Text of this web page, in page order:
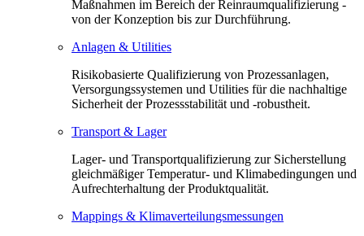
Maßnahmen im Bereich der Reinraumqualifizierung -
von der Konzeption bis zur Durchführung.
Anlagen & Utilities
Risikobasierte Qualifizierung von Prozessanlagen,
Versorgungssystemen und Utilities für die nachhaltige
Sicherheit der Prozessstabilität und -robustheit.
Transport & Lager
Lager- und Transportqualifizierung zur Sicherstellung
gleichmäßiger Temperatur- und Klimabedingungen und
Aufrechterhaltung der Produktqualität.
Mappings & Klimaverteilungsmessungen